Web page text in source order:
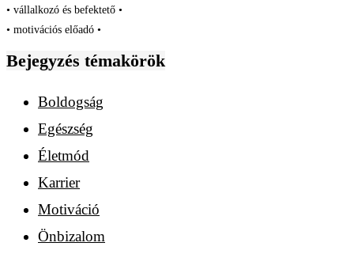
• vállalkozó és befektető •
• motivációs előadó •
Bejegyzés témakörök
Boldogság
Egészség
Életmód
Karrier
Motiváció
Önbizalom